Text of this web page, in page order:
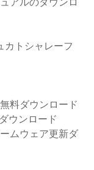
アルのダウンロ
カトシャレーフ
料ダウンロード
ウンロード
ムウェア更新ダ